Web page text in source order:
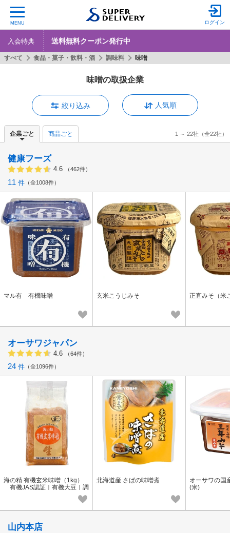
MENU ログイン
入会特典 送料無料クーポン発行中
味噌の取扱企業
すべて 食品・菓子・飲料・酒 調味料 味噌
絞り込み 人気順
企業ごと 商品ごと 1 ～ 22社 （全22社）
健康フーズ
4.6 （462件）
11 件 全1008件
マル有 有機味噌 玄米こうじみそ 正直みそ（米
オーサワジャパン
4.6 （64件）
24 件 全1096件
海の精 有機玄米味噌（1kg）
有機JAS認証｜有機大豆｜調
北海道産 さばの味噌煮
オーサワの国
(米)
山内本店